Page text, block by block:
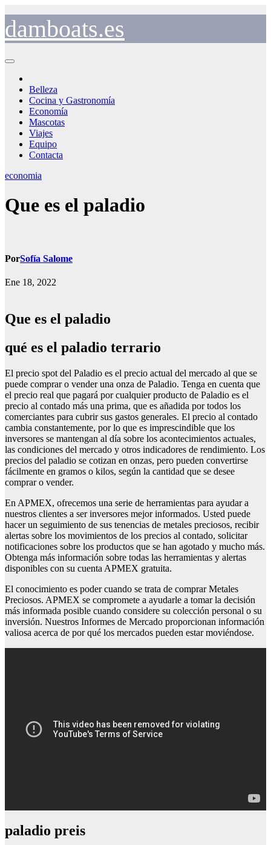
contenido
damboats.es
Belleza
Cocina y Gastronomía
Economía
Mascotas
Viajes
Equipo
Contacta
economia
Que es el paladio
PorSofía Salome
Ene 18, 2022
Que es el paladio
qué es el paladio terrario
El precio spot del Paladio es el precio actual del mercado al que se
puede comprar o vender una onza de Paladio. Tenga en cuenta que
el precio real que pagará por cualquier producto de Paladio es el
precio al contado más una prima, que es añadida por todos los
comerciantes para cubrir sus gastos generales. El precio al contado
cambia constantemente, por lo que es imprescindible que los
inversores se mantengan al día sobre los acontecimientos actuales,
las condiciones del mercado y otros indicadores de rendimiento. Los
precios del paladio se cotizan en onzas, pero pueden convertirse
fácilmente en gramos o kilos, según la cantidad que se desee
comprar o vender.
En APMEX, ofrecemos una serie de herramientas para ayudar a
nuestros clientes a ser inversores mejor informados. Usted puede
hacer un seguimiento de sus tenencias de metales preciosos, recibir
alertas sobre los movimientos de los precios al contado, solicitar
notificaciones sobre los productos que se han agotado y mucho más.
Obtenga más información sobre todas las herramientas y alertas
disponibles con su cuenta APMEX gratuita.
El conocimiento es poder cuando se trata de comprar Metales
Preciosos. APMEX se compromete a ayudarle a tomar la decisión
más informada posible cuando considere su colección personal o su
inversión. Nuestros Informes de Mercado proporcionan información
valiosa acerca de por qué los mercados pueden estar moviéndose.
paladio preis